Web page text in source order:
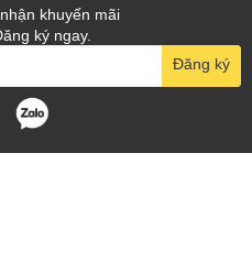
khuyến mãi
ký ngay.
Đăng ký